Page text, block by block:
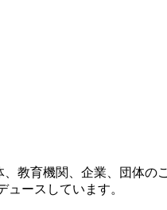
教育機関、企業、団体
ースしています。